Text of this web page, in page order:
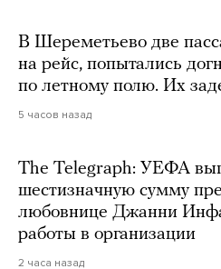
В Шереметьево две
на рейс, попытались
по летному полю. Их
5 часов назад
The Telegraph: УЕФА
шестизначную сумму
любовнице Джанни
работы в организации
2 часа назад